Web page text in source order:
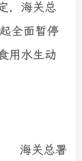
，海关总
全面暂停
用水生动
海关总署